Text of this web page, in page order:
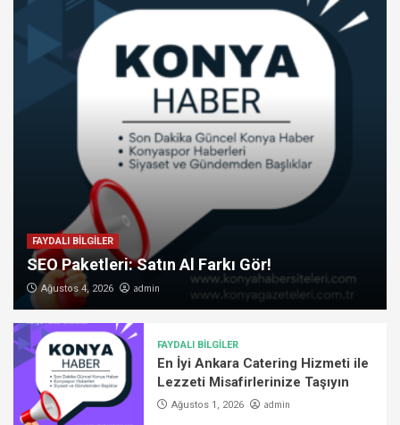
FAYDALI BİLGİLER
SEO Paketleri: Satın Al Farkı Gör!
Ağustos 4, 2026 admin
FAYDALI BİLGİLER
En İyi Ankara Catering Hizmeti ile
Lezzeti Misafirlerinize Taşıyın
Ağustos 1, 2026 admin